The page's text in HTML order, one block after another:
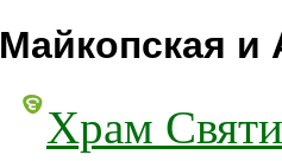
Майкопская и
Храм